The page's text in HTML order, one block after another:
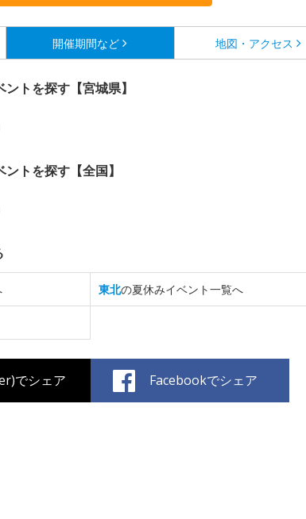
開催期間など 地図・アクセス
トを探す【宮城県】
トを探す【全国】
東北の夏休みイベント一覧へ
でシェア Facebookでシェア